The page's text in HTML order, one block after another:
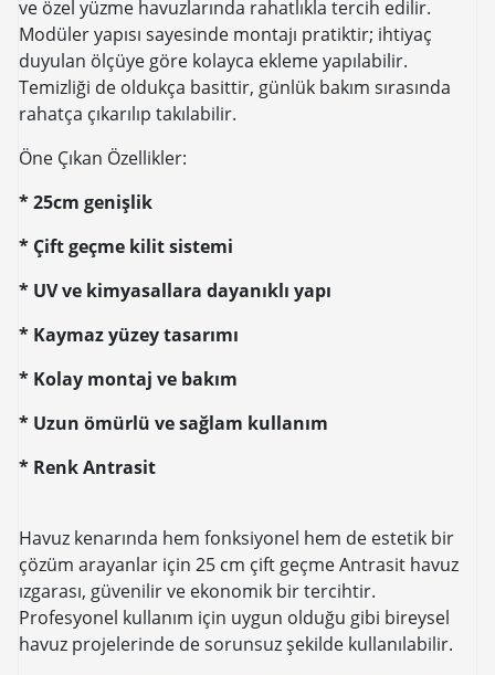
ve özel yüzme havuzlarında rahatlıkla tercih edilir.
Modüler yapısı sayesinde montajı pratiktir; ihtiyaç
duyulan ölçüye göre kolayca ekleme yapılabilir.
Temizliği de oldukça basittir, günlük bakım sırasında
rahatça çıkarılıp takılabilir.
Öne Çıkan Özellikler:
* 25cm genişlik
* Çift geçme kilit sistemi
* UV ve kimyasallara dayanıklı yapı
* Kaymaz yüzey tasarımı
* Kolay montaj ve bakım
* Uzun ömürlü ve sağlam kullanım
* Renk Antrasit
Havuz kenarında hem fonksiyonel hem de estetik bir
çözüm arayanlar için 25 cm çift geçme Antrasit havuz
ızgarası, güvenilir ve ekonomik bir tercihtir.
Profesyonel kullanım için uygun olduğu gibi bireysel
havuz projelerinde de sorunsuz şekilde kullanılabilir.